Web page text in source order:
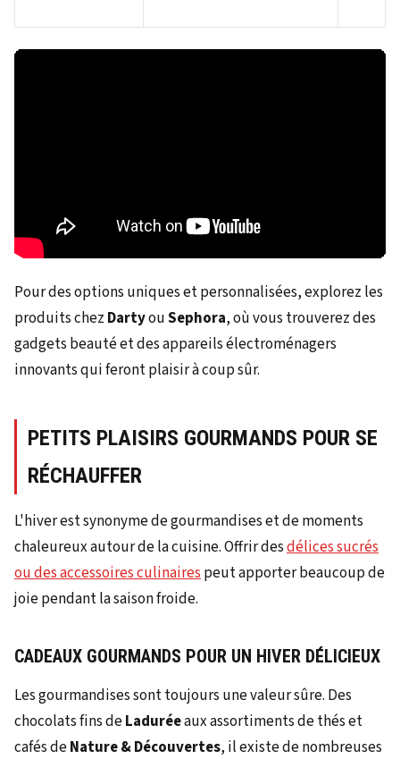
Pour des options uniques et personnalisées, explorez les
produits chez DartyouSephora, où vous trouverez des
gadgets beauté et des appareils électroménagers
innovants qui feront plaisir à coup sûr.
PETITS PLAISIRS GOURMANDS POUR SE
RÉCHAUFFER
L'hiver est synonyme de gourmandises et de moments
chaleureux autour de la cuisine. Offrir desdélices sucrés
ou des accessoires culinaires peut apporter beaucoup de
joie pendant la saison froide.
CADEAUX GOURMANDS POUR UN HIVER DÉLICIEUX
Les gourmandises sont toujours une valeur sûre. Des
chocolats fins deLaduréeaux assortiments de thés et
cafés deNature & Découvertes, il existe de nombreuses